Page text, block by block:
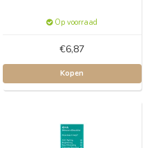
Op voorraad
€6,87
Kopen